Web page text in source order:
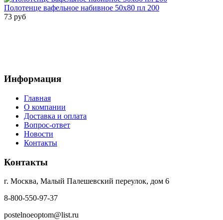
Полотенце вафельное набивное 50х80 пл 200
73 руб
Информация
Главная
О компании
Доставка и оплата
Вопрос-ответ
Новости
Контакты
Контакты
г. Москва, Малый Палешевский переулок, дом 6
8-800-550-97-37
postelnoeoptom@list.ru